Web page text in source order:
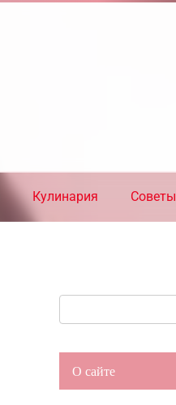
Кулинария Советы
О сайте